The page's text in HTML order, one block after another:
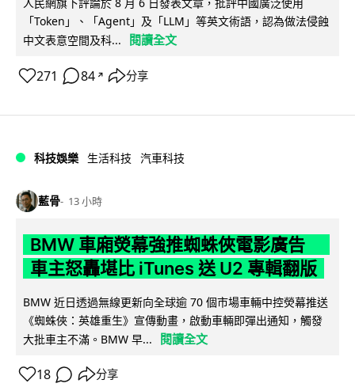
人民網旗下評論於 8 月 6 日發表文章，批評中國廣泛使用
「Token」、「Agent」及「LLM」等英文術語，認為做法侵蝕
中文表意空間及科...
閱讀全文
271 84 ↗ 分享
科技娛樂 生活科技 汽車科技
藍骨 13 小時
BMW 車廂熒幕強推蜘蛛俠電影廣告
車主怒轟堪比 iTunes 送 U2 專輯翻版
BMW 近日透過無線更新向全球逾 70 個市場車輛中控熒幕推送
《蜘蛛俠：英雄重生》宣傳動畫，啟動車輛即彈出通知，觸發
大批車主不滿。BMW 早...
閱讀全文
18 分享